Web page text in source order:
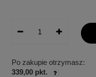
Po zakupie otrzymasz:
339,00 pkt.